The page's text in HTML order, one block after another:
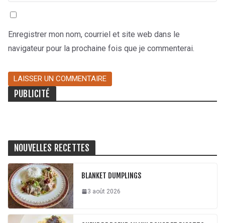
Enregistrer mon nom, courriel et site web dans le
navigateur pour la prochaine fois que je commenterai.
PUBLICITÉ
NOUVELLES RECETTES
BLANKET DUMPLINGS
3 août 2026